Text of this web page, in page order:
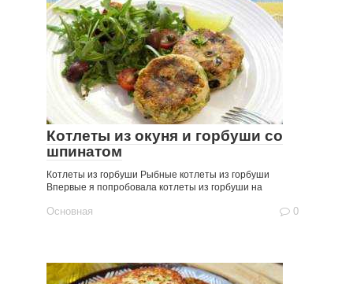
Котлеты из окуня и горбуши со
шпинатом
Котлеты из горбуши Рыбные котлеты из горбуши
Впервые я попробовала котлеты из горбуши на
Основная 0